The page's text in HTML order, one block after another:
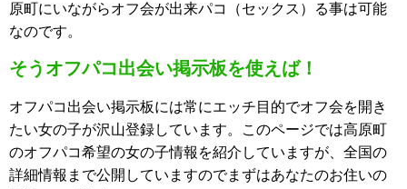
原町にいながらオフ会が出来パコ（セックス）る事は可能
なのです。
そうオフパコ出会い掲示板を使えば！
オフパコ出会い掲示板には常にエッチ目的でオフ会を開き
たい女の子が沢山登録しています。このページでは高原町
のオフパコ希望の女の子情報を紹介していますが、全国の
詳細情報まで公開していますのでまずはあなたのお住いの